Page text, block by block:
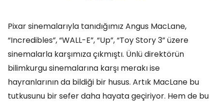
Pixar sinemalarıyla tanıdığımız Angus MacLane,
“Incredibles”, “WALL-E”, “Up”, “Toy Story 3” üzere
sinemalarla karşımıza çıkmıştı. Ünlü direktörün
bilimkurgu sinemalarına karşı merakı ise
hayranlarının da bildiği bir husus. Artık MacLane bu
tutkusunu bir sefer daha hayata geçiriyor. Hem de bu